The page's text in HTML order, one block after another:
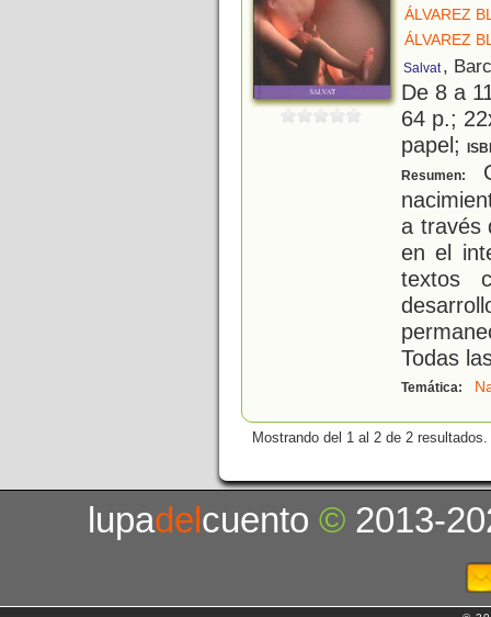
ÁLVAREZ
ÁLVAREZ
Salvat ,
De 8 a
64 p.;
papel;
Resumen:
a través
en el
textos
Todas
Temática:
Mostrando del 1 al 2 de 2 resultados.
lupadelcuento© 2013-